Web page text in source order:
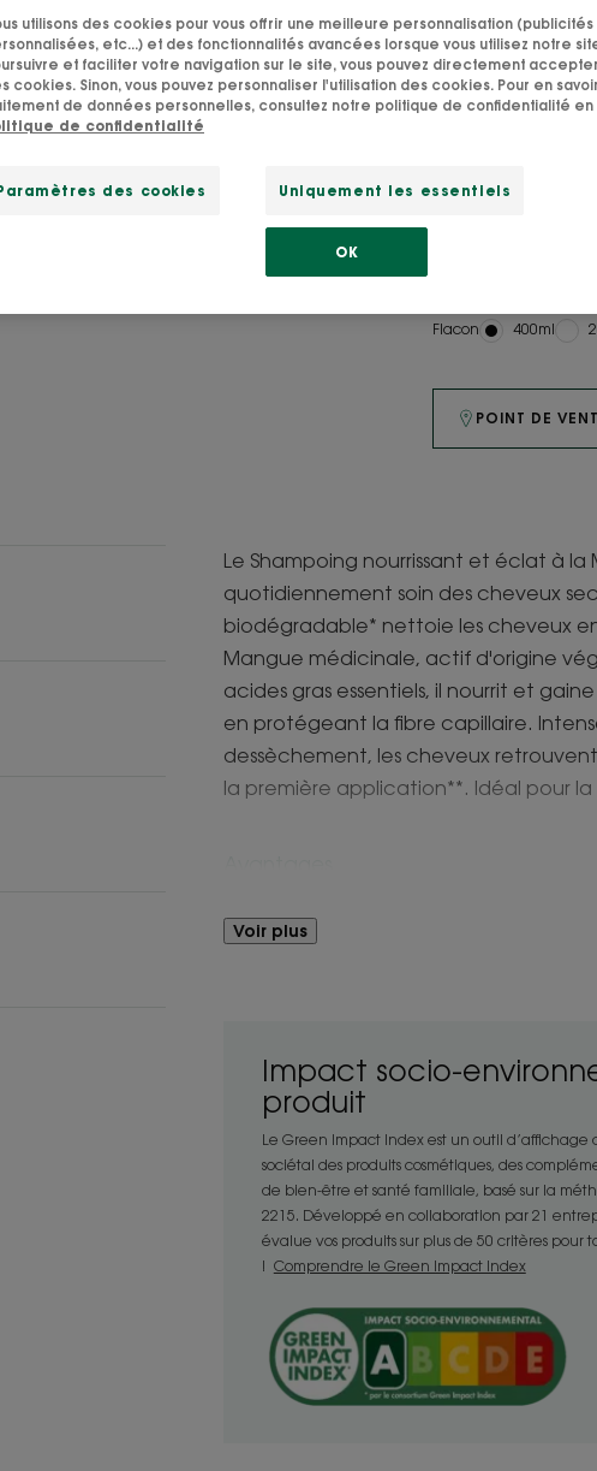
SVG 86%
d'ingrédients
d'origine
naturelle
SVG
en
France
Un parfum
nourris.
Nettoyant,
Flacon Flacon
400ml
POINT DE
Le Shampoing nourrissant et éclat à
quotidiennement soin des cheveux
biodégradable* nettoie les cheveux
Mangue médicinale, actif d'origine
acides gras essentiels, il nourrit et
en protégeant la fibre capillaire.
dessèchement, les cheveux
la première application**. Idéal pour la
cheveux.
- Lave : nettoie en douceur les
- Nourrit : nourrit profondément et
grâce à sa richesse en acides gras.
- Protège : les cheveux les plus secs
beurre de Mangue médicinale, actif
TEXTURE
Texture
Liquide
Voir plus
Impact socio-
produit
Le Green Impact Index est un outil
sociétal des produits cosmétiques, des
de bien-être et santé familiale, basé sur la
2215. Développé en collaboration par 21
évalue vos produits sur plus de 50 critères pour
! Comprendre le Green Impact Index
utilisons des cookies pour vous offrir une meilleure personnalisation (publicités
etc...) et des fonctionnalités avancées lorsque vous utilisez notre
et faciliter votre navigation sur le site, vous pouvez directement
cookies. Sinon, vous pouvez personnaliser l'utilisation des cookies. Pour en
de données personnelles, consultez notre politique de confidentialité en
de confidentialité
des cookies Uniquement les essentiels
OK